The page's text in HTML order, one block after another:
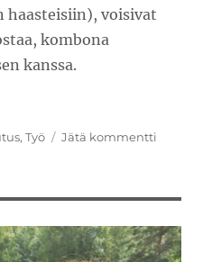
haasteisiin), voisivat
kombona
kanssa.
,Työ Jätä kommentti